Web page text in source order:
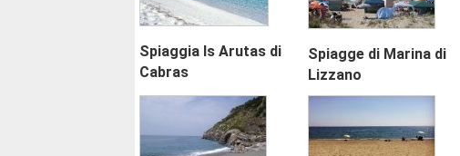
Spiaggia Is Arutas di
Cabras
Spiagge di Marina di
Lizzano